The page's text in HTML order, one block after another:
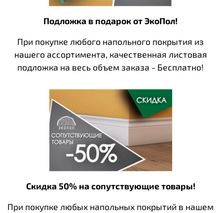
Подложка в подарок от ЭкоПол!
При покупке любого напольного покрытия из
нашего ассортимента, качественная листовая
подложка на весь объем заказа - Бесплатно!
Скидка 50% на сопутствующие товары!
При покупке любых напольных покрытий в нашем